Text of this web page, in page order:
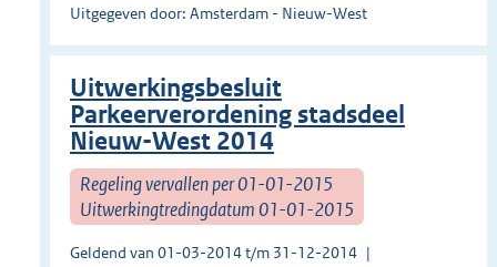
Uitgegeven door: Amsterdam - Nieuw-West
Uitwerkingsbesluit
Parkeerverordening stadsdeel
Nieuw-West 2014
Regeling vervallen per 01-01-2015
Uitwerkingtredingdatum 01-01-2015
Geldend van 01-03-2014 t/m 31-12-2014